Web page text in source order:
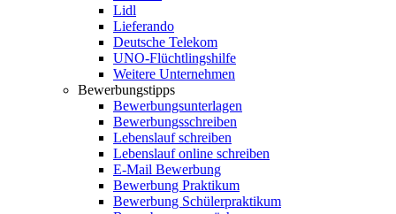
Lidl
Lieferando
Deutsche Telekom
UNO-Flüchtlingshilfe
Weitere Unternehmen
Bewerbungstipps
Bewerbungsunterlagen
Bewerbungsschreiben
Lebenslauf schreiben
Lebenslauf online schreiben
E-Mail Bewerbung
Bewerbung Praktikum
Bewerbung Schülerpraktikum